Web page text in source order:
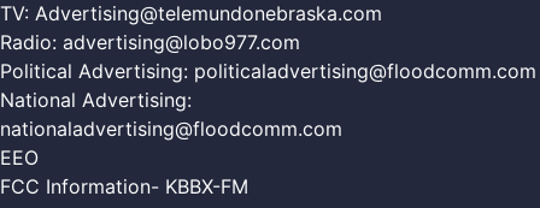
TV: Advertising@telemundonebraska.com
Radio: advertising@lobo977.com
Political Advertising: politicaladvertising@floodcomm.com
National Advertising:
nationaladvertising@floodcomm.com
EEO
FCC Information- KBBX-FM